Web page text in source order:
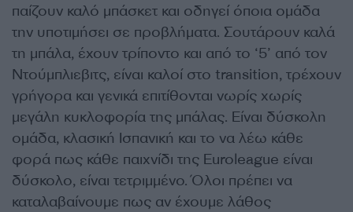
παίζουν καλό μπάσκετ και οδηγεί όποια ομάδα
την υποτιμήσει σε προβλήματα. Σουτάρουν καλά
τη μπάλα, έχουν τρίποντο και από το ‘5’ από τον
Ντούμπλιεβιτς, είναι καλοί στο transition, τρέχουν
γρήγορα και γενικά επιτίθονται νωρίς χωρίς
μεγάλη κυκλοφορία της μπάλας. Είναι δύσκολη
ομάδα, κλασική Ισπανική και το να λέω κάθε
φορά πως κάθε παιχνίδι της Euroleague είναι
δύσκολο, είναι τετριμμένο. Όλοι πρέπει να
καταλαβαίνουμε πως αν έχουμε λάθος